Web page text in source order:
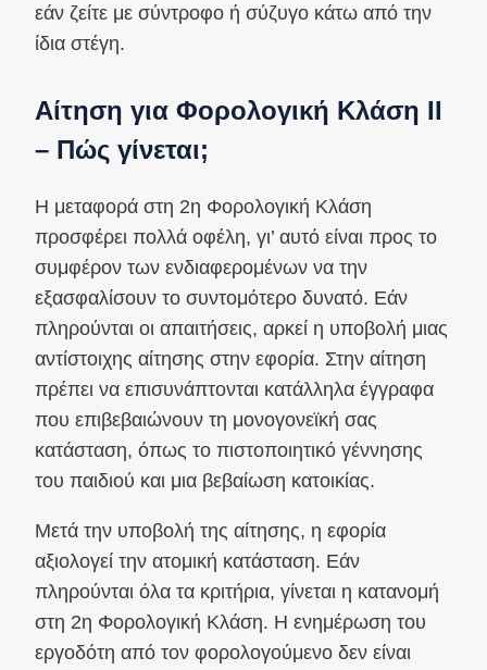
εάν ζείτε με σύντροφο ή σύζυγο κάτω από την
ίδια στέγη.
Αίτηση για Φορολογική Κλάση II
– Πώς γίνεται;
Η μεταφορά στη 2η Φορολογική Κλάση
προσφέρει πολλά οφέλη, γι’ αυτό είναι προς το
συμφέρον των ενδιαφερομένων να την
εξασφαλίσουν το συντομότερο δυνατό. Εάν
πληρούνται οι απαιτήσεις, αρκεί η υποβολή μιας
αντίστοιχης αίτησης στην εφορία. Στην αίτηση
πρέπει να επισυνάπτονται κατάλληλα έγγραφα
που επιβεβαιώνουν τη μονογονεϊκή σας
κατάσταση, όπως το πιστοποιητικό γέννησης
του παιδιού και μια βεβαίωση κατοικίας.
Μετά την υποβολή της αίτησης, η εφορία
αξιολογεί την ατομική κατάσταση. Εάν
πληρούνται όλα τα κριτήρια, γίνεται η κατανομή
στη 2η Φορολογική Κλάση. Η ενημέρωση του
εργοδότη από τον φορολογούμενο δεν είναι